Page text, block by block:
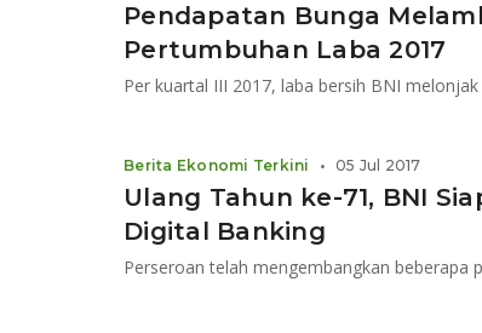
Pendapatan Bunga
Pertumbuhan Laba 2017
Per kuartal III 2017, laba bersih BNI
Ulang Tahun ke-71, BNI
Digital Banking
Perseroan telah mengembangkan beberapa
Berita Ekonomi Terkini • 05 Jul 2017